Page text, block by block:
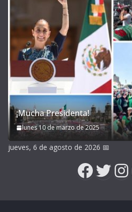
¡Mucha Presidenta!
lunes 10 de marzo de 2025
jueves, 6 de agosto de 2026 📅